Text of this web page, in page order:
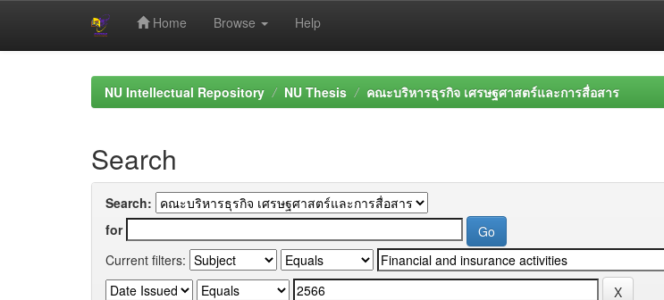
Home Browse Help
NU Intellectual Repository NU Thesis คณะบริหารธุรกิจ เศรษฐศาสตร์และการสื่อสาร
Search
Search:
for
Current filters: